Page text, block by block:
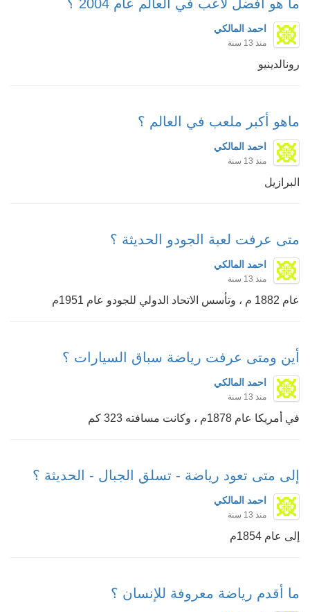
ما هو أفضل لاعب في العالم عام 2004 ؟
احمد المالكي
منذ 13 سنة
رونالدينيو
ماهو أكبر ملعب في العالم ؟
احمد المالكي
منذ 13 سنة
البرازيل
متى عرفت لعبة الجودو الحديثة ؟
احمد المالكي
منذ 13 سنة
عام 1882 م ، وتأسس الاتحاد الدولي للجودو عام 1951م
أين ومتى عرفت رياضة سباق السيارات ؟
احمد المالكي
منذ 13 سنة
في أمريكا عام 1878م ، وكانت مسافته 323 كم
إلى متى تعود رياضة - تسلق الجبال - الحديثة ؟
احمد المالكي
منذ 13 سنة
إلى عام 1854م
ما أقدم رياضة معروفة للإنسان ؟